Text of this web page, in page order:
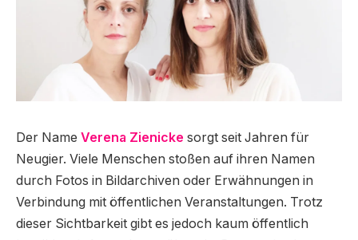
Der Name Verena Zienicke sorgt seit Jahren für
Neugier. Viele Menschen stoßen auf ihren Namen
durch Fotos in Bildarchiven oder Erwähnungen in
Verbindung mit öffentlichen Veranstaltungen. Trotz
dieser Sichtbarkeit gibt es jedoch kaum öffentlich